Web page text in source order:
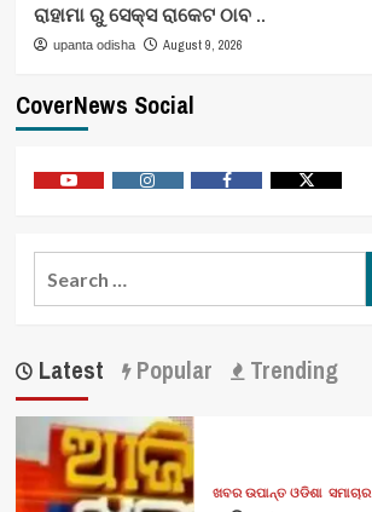
ରାହାମା ରୁ ସେକ୍ସ ରାକେଟ ଠାବ ..
upanta odisha August 9, 2026
CoverNews Social
Latest Popular Trending
ଖବର ଉପାନ୍ତ ଓଡିଶା ସମାଚାର